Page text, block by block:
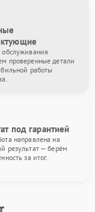
проверенные детали
работы
под гарантией
направлена на
результат — берём
за итог.